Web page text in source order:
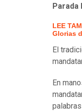
LEE
Glorias
El
En